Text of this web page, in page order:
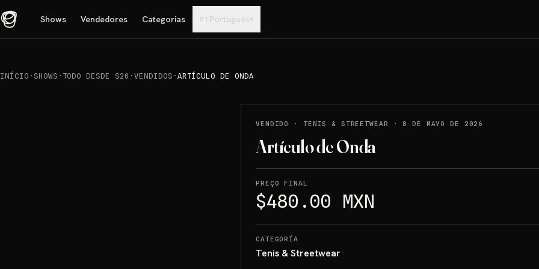
Shows Vendedores Categorias PTPortuguês▾
INÍCIO · SHOWS · TODO DESDE $20 · VENDIDOS · ARTÍCULO DE ONDA
VENDIDO · TENIS & STREETWEAR ·8 DE MAYO DE 2026
Artículo de Onda
PREÇO FINAL
$480.00 MXN
CATEGORÍA
Tenis & Streetwear